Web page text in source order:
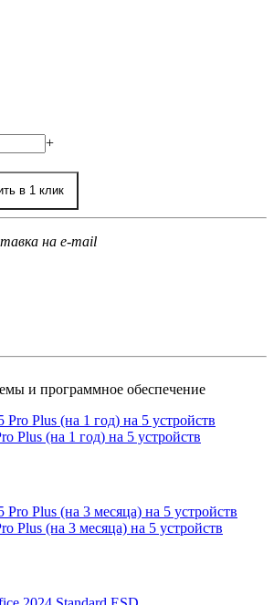
+
в 1 клик
на e-mail
и программное обеспечение
Plus (на 1 год) на 5 устройств
Plus (на 3 месяца) на 5 устройств